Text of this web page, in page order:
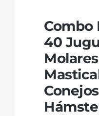
Combo
40
Molares